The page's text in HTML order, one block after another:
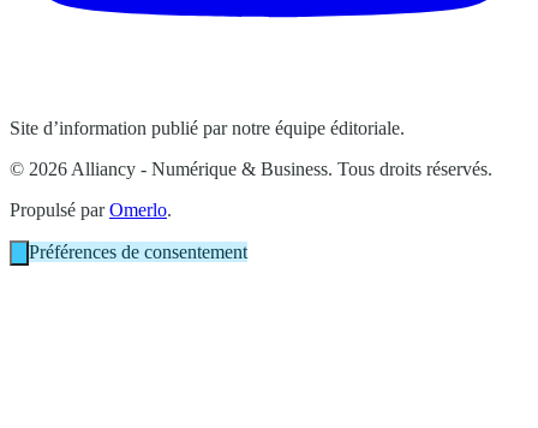
Site d’information publié par notre équipe éditoriale.
© 2026 Alliancy - Numérique & Business. Tous droits réservés.
Propulsé parOmerlo.
Préférences de consentement